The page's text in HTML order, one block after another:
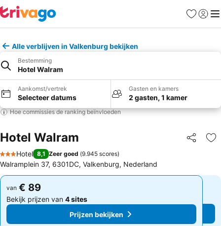
Favorieten
Alle verblijven in Valkenburg bekijken
Bestemming
Hotel Walram
Aankomst/vertrek
Selecteer datums
Gasten en kamers
2 gasten, 1 kamer
Hoe commissies de ranking beïnvloeden
Hotel Walram Delen
3 Sterren
Hotel 8,1 Zeer goed (9.945 scores)
Walramplein 37, 6301DC, Valkenburg, Nederland
van € 89
Bekijk prijzen van 4 sites
Prijzen bekijken
van € 89
Bekijk prijzen van 4 sites
Prijzen bekijken